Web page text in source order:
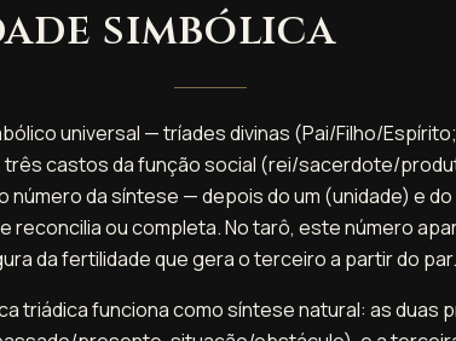
simbólica
universal — tríades divinas (Pai/Filho/
castos da função social (rei/sacerdote/
número da síntese — depois do um (unidade) e
reconcilia ou completa. No tarô, este número
da fertilidade que gera o terceiro a partir do par.
triádica funciona como síntese natural: as duas